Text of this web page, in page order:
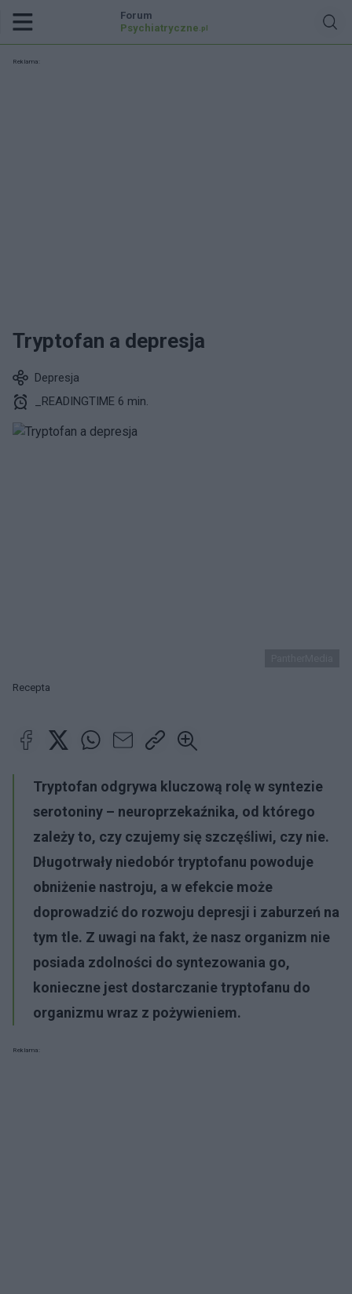
Forum
Psychiatryczne .pl
Reklama:
Tryptofan a depresja
Depresja
_READINGTIME 6 min.
Recepta
Tryptofan odgrywa kluczową rolę w syntezie
serotoniny – neuroprzekaźnika, od którego
zależy to, czy czujemy się szczęśliwi, czy nie.
Długotrwały niedobór tryptofanu powoduje
obniżenie nastroju, a w efekcie może
doprowadzić do rozwoju depresji i zaburzeń na
tym tle. Z uwagi na fakt, że nasz organizm nie
posiada zdolności do syntezowania go,
konieczne jest dostarczanie tryptofanu do
organizmu wraz z pożywieniem.
Reklama: